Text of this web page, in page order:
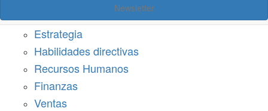
Newsletter
Estrategia
Habilidades directivas
Recursos Humanos
Finanzas
Ventas